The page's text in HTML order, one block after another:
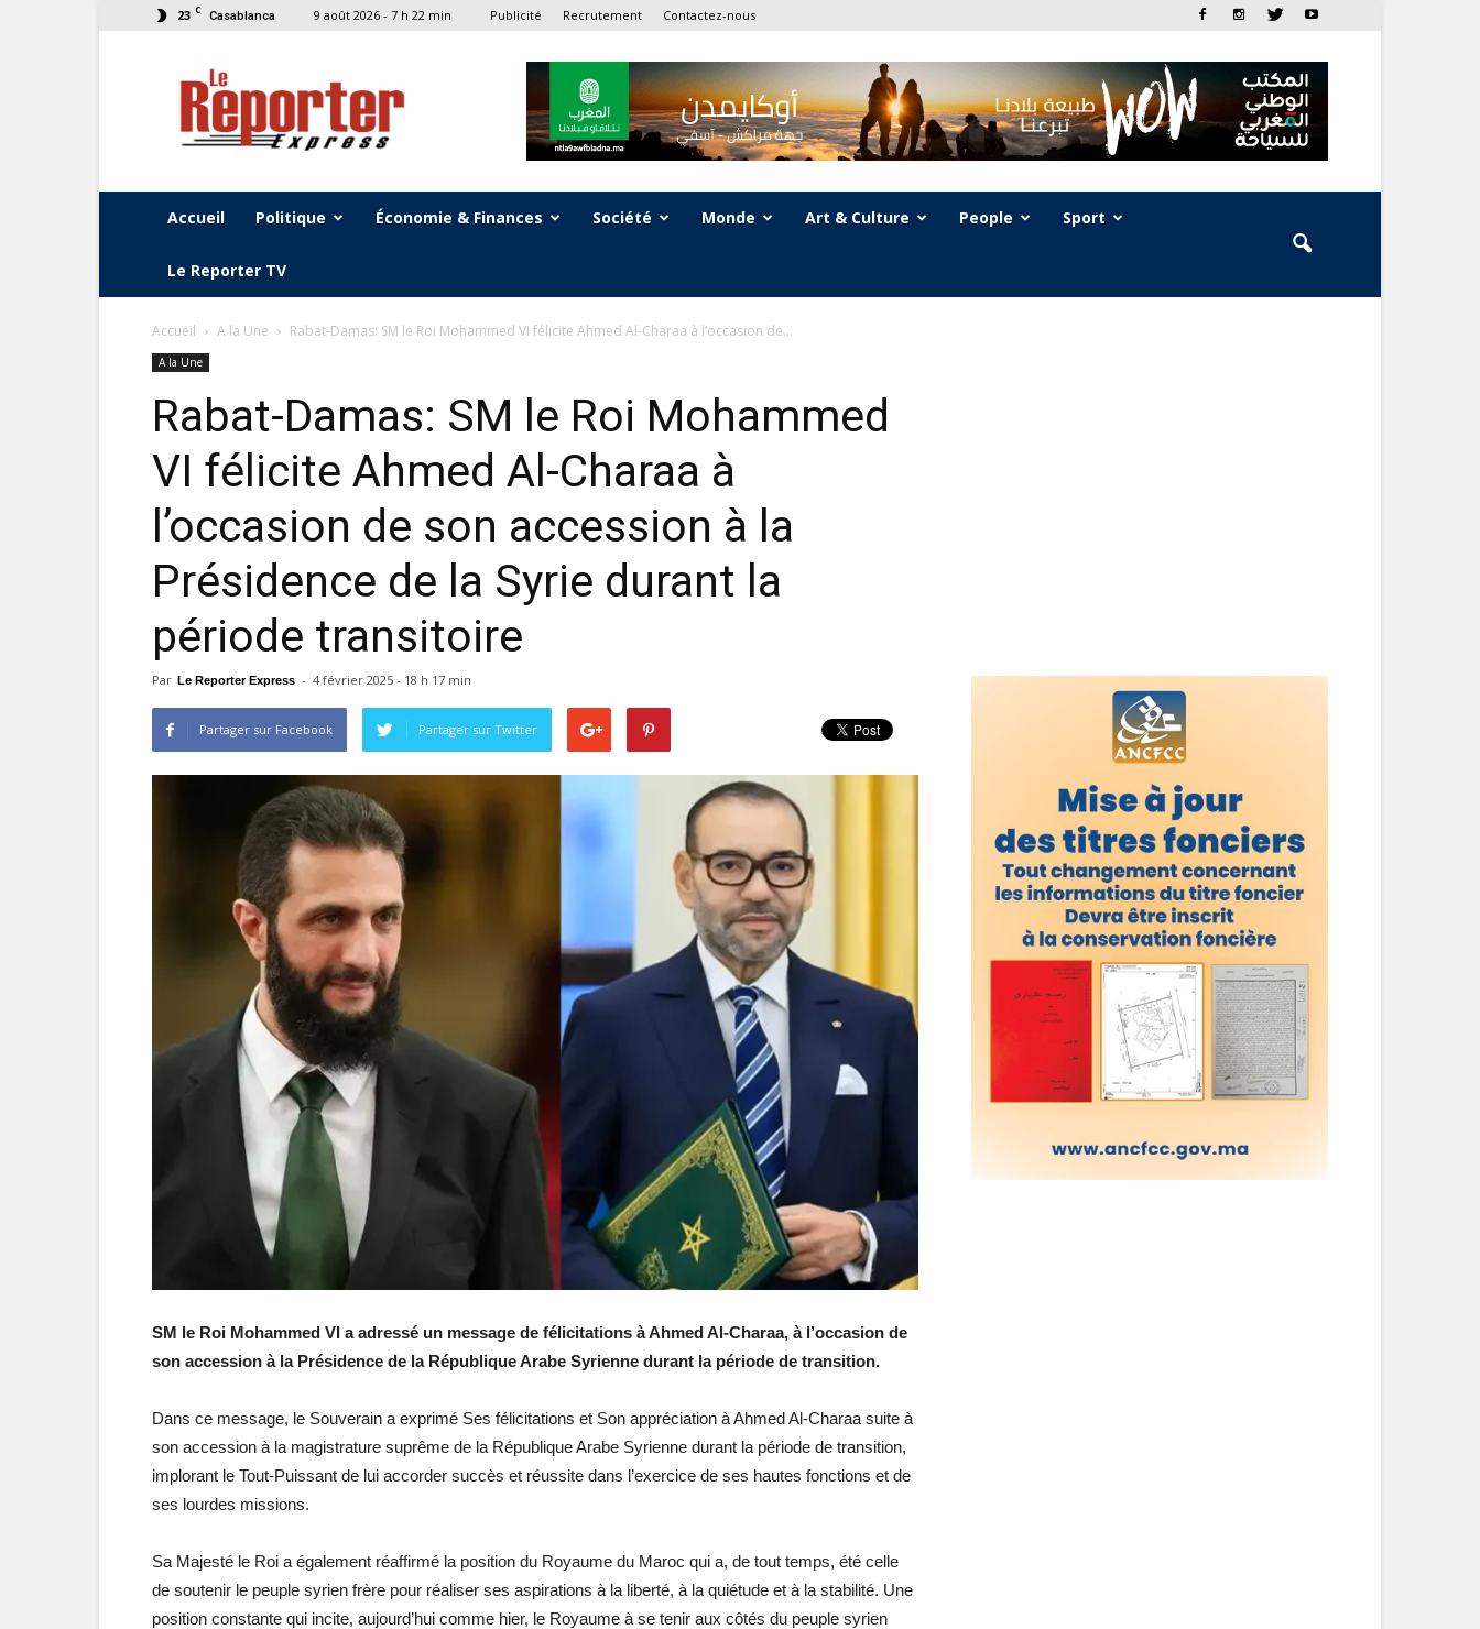
23 C Casablanca 9 août 2026 - 7 h 22 min Publicité Recrutement Contactez-nous
Le
Reporter
Express
Accueil Politique Économie & Finances Société Monde Art & Culture People Sport
Le Reporter TV
Accueil A la Une Rabat-Damas: SM le Roi Mohammed VI félicite Ahmed Al-Charaa à l’occasion de...
A la Une
Rabat-Damas: SM le Roi Mohammed
VI félicite Ahmed Al-Charaa à
l’occasion de son accession à la
Présidence de la Syrie durant la
période transitoire
Par Le Reporter Express - 4 février 2025 - 18 h 17 min
Partager sur Facebook Partager sur Twitter
SM le Roi Mohammed VI a adressé un message de félicitations à Ahmed Al-Charaa, à l’occasion de
son accession à la Présidence de la République Arabe Syrienne durant la période de transition.
Dans ce message, le Souverain a exprimé Ses félicitations et Son appréciation à Ahmed Al-Charaa suite à
son accession à la magistrature suprême de la République Arabe Syrienne durant la période de transition,
implorant le Tout-Puissant de lui accorder succès et réussite dans l’exercice de ses hautes fonctions et de
ses lourdes missions.
Sa Majesté le Roi a également réaffirmé la position du Royaume du Maroc qui a, de tout temps, été celle
de soutenir le peuple syrien frère pour réaliser ses aspirations à la liberté, à la quiétude et à la stabilité. Une
position constante qui incite, aujourd’hui comme hier, le Royaume à se tenir aux côtés du peuple syrien